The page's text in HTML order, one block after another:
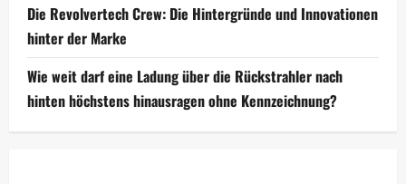
Die Revolvertech Crew: Die Hintergründe und Innovationen
hinter der Marke
Wie weit darf eine Ladung über die Rückstrahler nach
hinten höchstens hinausragen ohne Kennzeichnung?